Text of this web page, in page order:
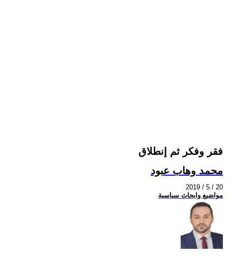
فقر وفكر ثم إنطلاق
محمد وهاب عبود
2019 / 5 / 20
مواضيع وابحاث سياسية